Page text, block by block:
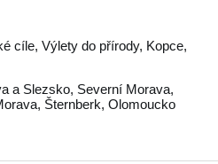
cíle, Výlety do přírody, Kopce,
a Slezsko, Severní Morava,
, Šternberk, Olomoucko